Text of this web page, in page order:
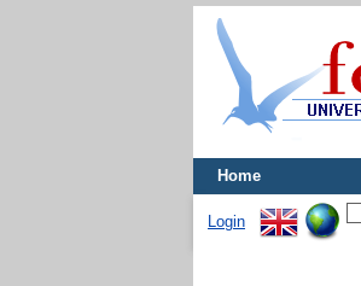
Home
Login